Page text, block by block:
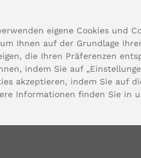
Schlösser/ OTS
eigene Cookies und
Ihnen auf der Grundlage
die Ihren Präferenzen
indem Sie auf
akzeptieren, indem Sie auf
Informationen finden Sie in